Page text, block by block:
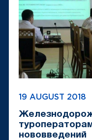
19 AUGUST 2018
нововведений